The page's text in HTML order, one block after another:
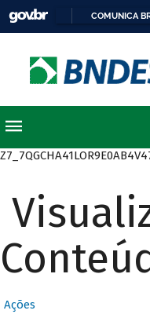
COMUNICA
Ações